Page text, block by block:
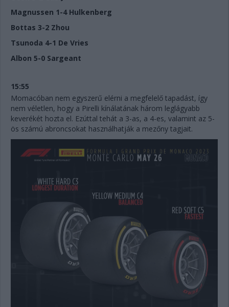
Magnussen 1-4 Hulkenberg
Bottas 3-2 Zhou
Tsunoda 4-1 De Vries
Albon 5-0 Sargeant
15:55
Momacóban nem egyszerű elérni a megfelelő tapadást, így
nem véletlen, hogy a Pirelli kínálatának három leglágyabb
keverékét hozta el. Ezúttal tehát a 3-as, a 4-es, valamint az 5-
ös számú abroncsokat használhatják a mezőny tagjait.